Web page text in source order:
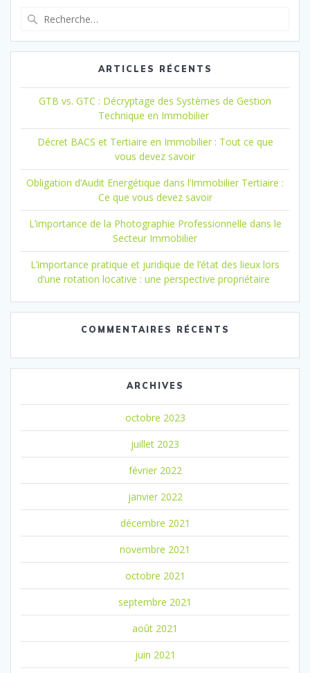
:
ARTICLES RÉCENTS
GTB vs. GTC : Décryptage des Systèmes de Gestion
Technique en Immobilier
Décret BACS et Tertiaire en Immobilier : Tout ce que
vous devez savoir
Obligation d’Audit Energétique dans l’Immobilier Tertiaire :
Ce que vous devez savoir
L’importance de la Photographie Professionnelle dans le
Secteur Immobilier
L’importance pratique et juridique de l’état des lieux lors
d’une rotation locative : une perspective propriétaire
COMMENTAIRES RÉCENTS
ARCHIVES
octobre 2023
juillet 2023
février 2022
janvier 2022
décembre 2021
novembre 2021
octobre 2021
septembre 2021
août 2021
juin 2021